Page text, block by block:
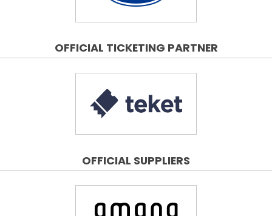
OFFICIAL TICKETING PARTNER
OFFICIAL SUPPLIERS